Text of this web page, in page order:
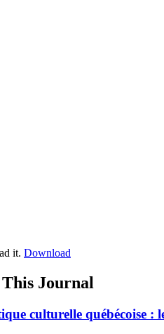
it. Download
Journal
culturelle québécoise :